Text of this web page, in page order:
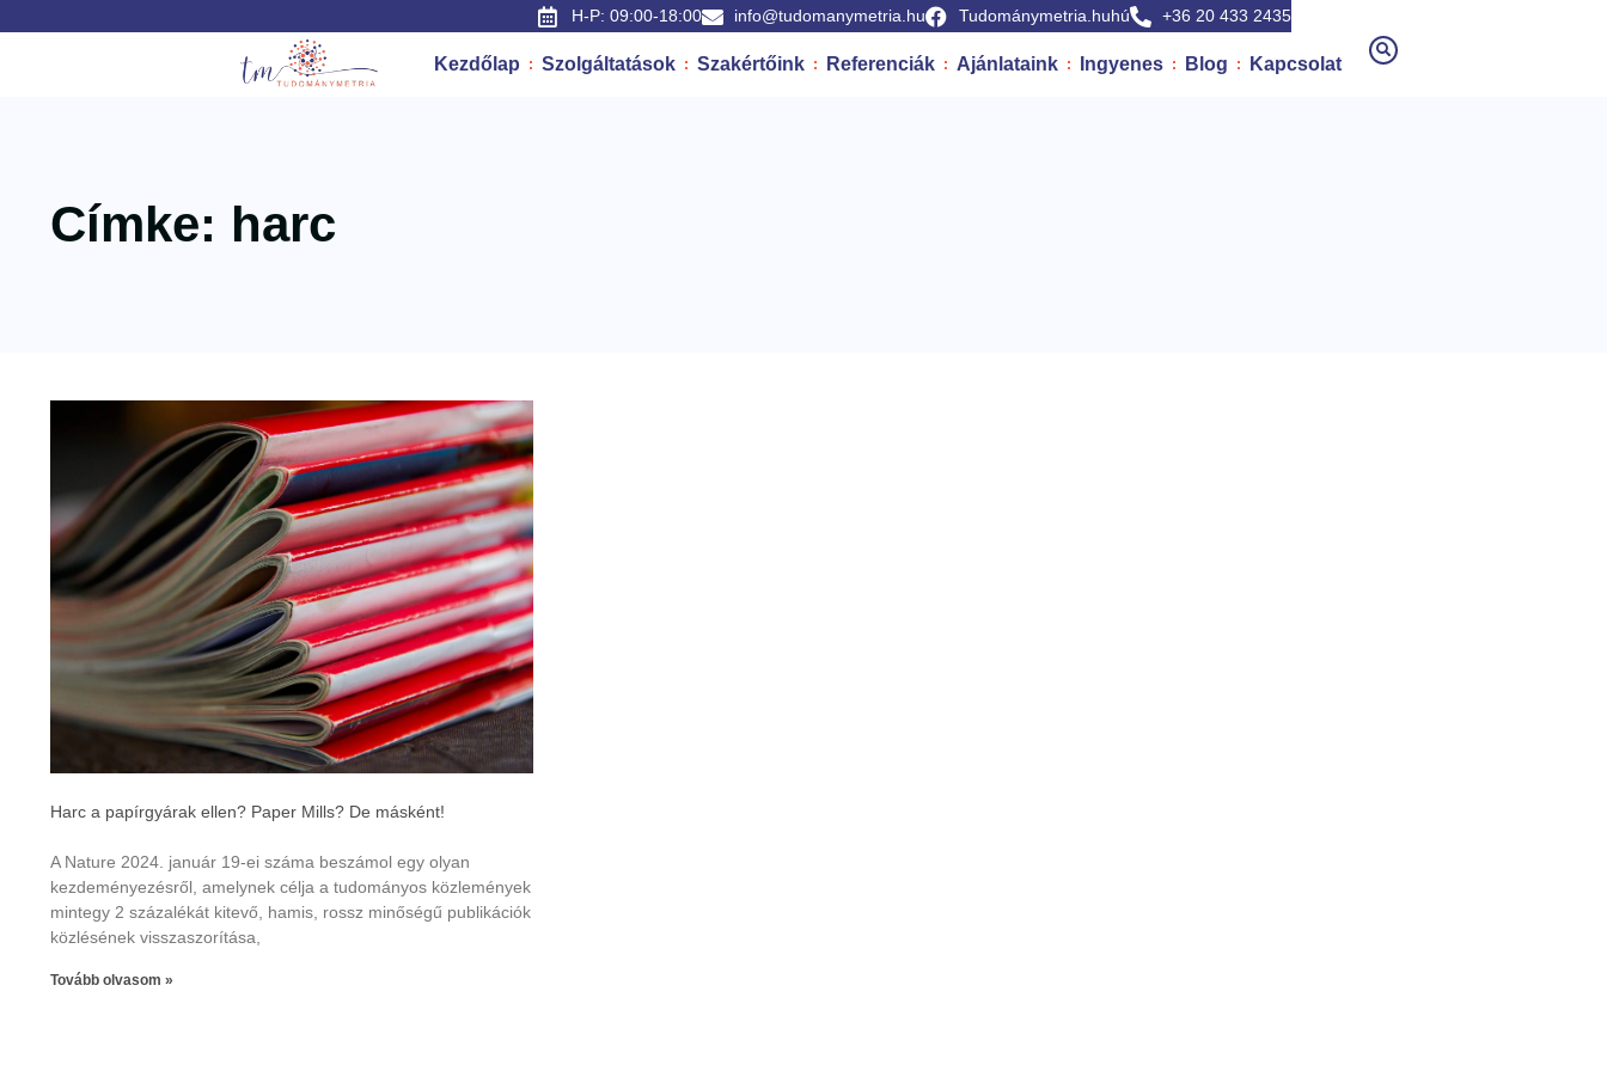
+36 20 433 2435
Tudománymetria.huhú
info@tudomanymetria.hu
H-P: 09:00-18:00
Kezdőlap Szolgáltatások Szakértőink Referenciák Ajánlataink Ingyenes Blog Kapcsolat
Címke: harc
Harc a papírgyárak ellen? Paper Mills? De másként!
A Nature 2024. január 19-ei száma beszámol egy olyan
kezdeményezésről, amelynek célja a tudományos közlemények
mintegy 2 százalékát kitevő, hamis, rossz minőségű publikációk
közlésének visszaszorítása,
Tovább olvasom »